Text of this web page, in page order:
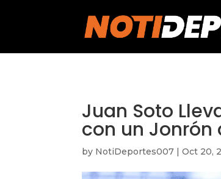
Juan Soto
con un Jonrón
by NotiDeportes007 |Oct 20,